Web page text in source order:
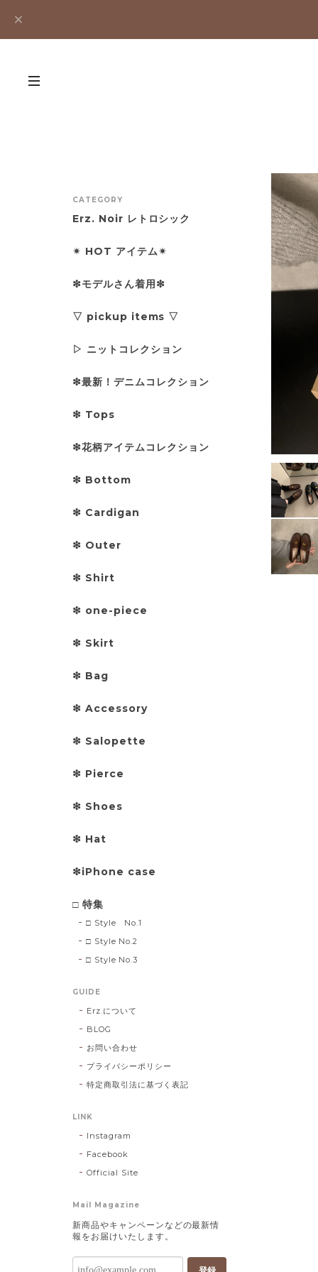
CATEGORY
Erz. Noir レトロシック
✴︎ HOT アイテム✴︎
❇︎モデルさん着用❇︎
▽ pickup items ▽
▷ ニットコレクション
❇︎最新！デニムコレクション
❇︎ Tops
❇︎花柄アイテムコレクション
❇︎ Bottom
❇︎ Cardigan
❇︎ Outer
❇︎ Shirt
❇︎ one-piece
❇︎ Skirt
❇︎ Bag
❇︎ Accessory
❇︎ Salopette
❇︎ Pierce
❇︎ Shoes
❇︎ Hat
❇︎iPhone case
□ 特集
□ Style No.1
□ Style No.2
□ Style No.3
GUIDE
Erz.について
BLOG
お問い合わせ
プライバシーポリシー
特定商取引法に基づく表記
LINK
Instagram
Facebook
Official Site
Mail Magazine
新商品やキャンペーンなどの最新情
報をお届けいたします。